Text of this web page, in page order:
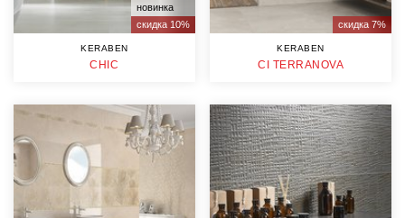
новинка
скидка 10%
KERABEN
CHIC
скидка 7%
KERABEN
CI TERRANOVA